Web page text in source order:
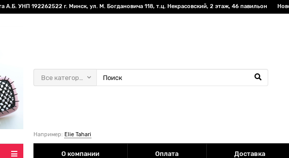
А.Б. УНП 192262522 г. Минск, ул. М. Богдановича 118, т.ц. Некрасовский, 2 этаж, 46 павильон
Все категории
Например: Elie Tahari
О компании Оплата Доставка